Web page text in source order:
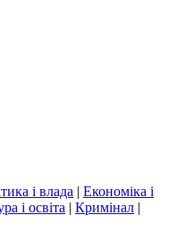
і влада | Економіка і
і освіта | Кримінал |